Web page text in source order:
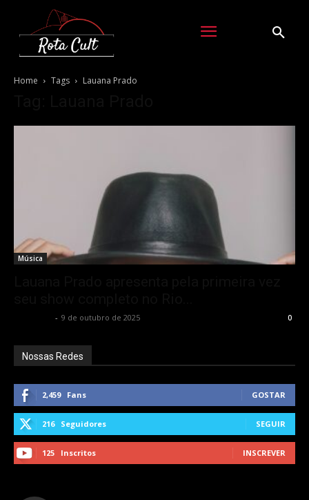
Home Tags Lauana Prado
Música
- 9 de outubro de 2025 0
Nossas Redes
2,459 Fans GOSTAR
216 Seguidores SEGUIR
125 Inscritos INSCREVER